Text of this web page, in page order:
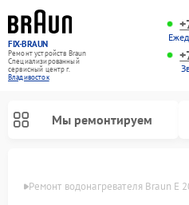
FIX-BRAUN
Ремонт устройств Braun
Специализированный
cервисный центр г.
Владивосток
Мы ремонтируем
Ремонт водонагревателя Braun E